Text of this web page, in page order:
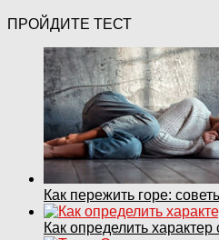
ПРОЙДИТЕ ТЕСТ
Как пережить горе:
Как определить